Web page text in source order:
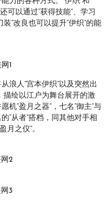
可以通过“获得技能”、学习
”改良也可以提升“伊织”的能
浪人“宫本伊织”以及突然出
描绘以江户为舞台展开的激
机“盈月之器”，七名“御主”与
“从者”搭档，同其他对手相
月之仪”。